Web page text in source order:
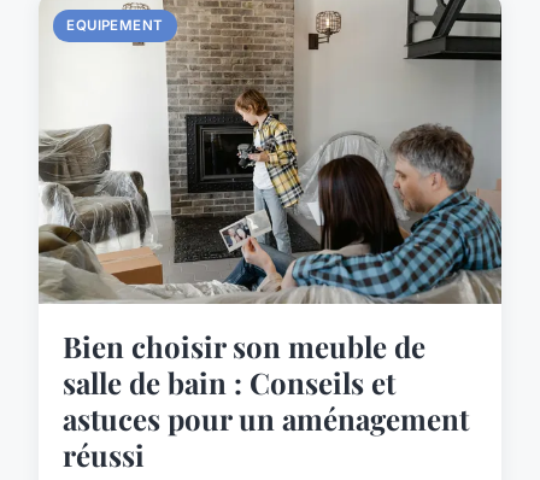
EQUIPEMENT
Bien choisir son meuble de
salle de bain : Conseils et
astuces pour un aménagement
réussi